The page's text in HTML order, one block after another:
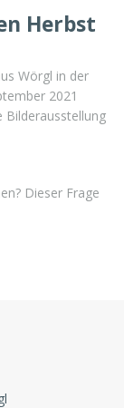
Herbst
Wörgl in der
2021
Bilderausstellung
Dieser Frage